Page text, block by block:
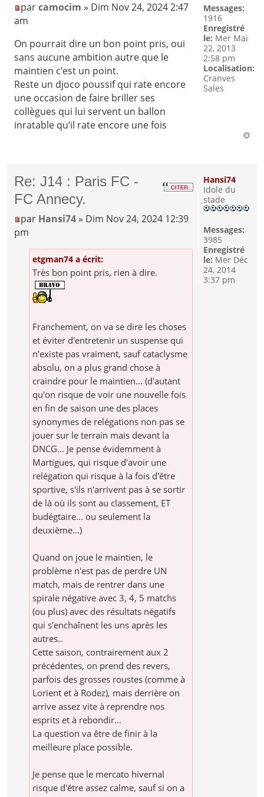
parcamocim » Dim Nov 24, 2024 2:47
am
On pourrait dire un bon point pris, oui
sans aucune ambition autre que le
maintien c’est un point.
Reste un djoco poussif qui rate encore
une occasion de faire briller ses
collègues qui lui servent un ballon
inratable qu’il rate encore une fois
Messages:
1916
Enregistré
le: Mer Mai
22, 2013
2:58 pm
Localisation:
Cranves
Sales
Re: J14 : Paris FC -
FC Annecy.
par Hansi74 » Dim Nov 24, 2024 12:39
pm
etgman74 a écrit:
Très bon point pris, rien à dire.
Franchement, on va se dire les choses
et éviter d'entretenir un suspense qui
n'existe pas vraiment, sauf cataclysme
absolu, on a plus grand chose à
craindre pour le maintien... (d'autant
qu'on risque de voir une nouvelle fois
en fin de saison une des places
synonymes de relégations non pas se
jouer sur le terrain mais devant la
DNCG... Je pense évidemment à
Martigues, qui risque d'avoir une
relégation qui risque à la fois d'être
sportive, s'ils n'arrivent pas à se sortir
de là où ils sont au classement, ET
budégtaire... ou seulement la
deuxième...)
Quand on joue le maintien, le
problème n'est pas de perdre UN
match, mais de rentrer dans une
spirale négative avec 3, 4, 5 matchs
(ou plus) avec des résultats négatifs
qui s'enchaînent les uns après les
autres..
Cette saison, contrairement aux 2
précédentes, on prend des revers,
parfois des grosses roustes (comme à
Lorient et à Rodez), mais derrière on
arrive assez vite à reprendre nos
esprits et à rebondir...
La question va être de finir à la
meilleure place possible.
Je pense que le mercato hivernal
risque d'être assez calme, sauf si on a
Hansi74
Idole du
stade
Messages:
3985
Enregistré
le: Mer Déc
24, 2014
3:37 pm